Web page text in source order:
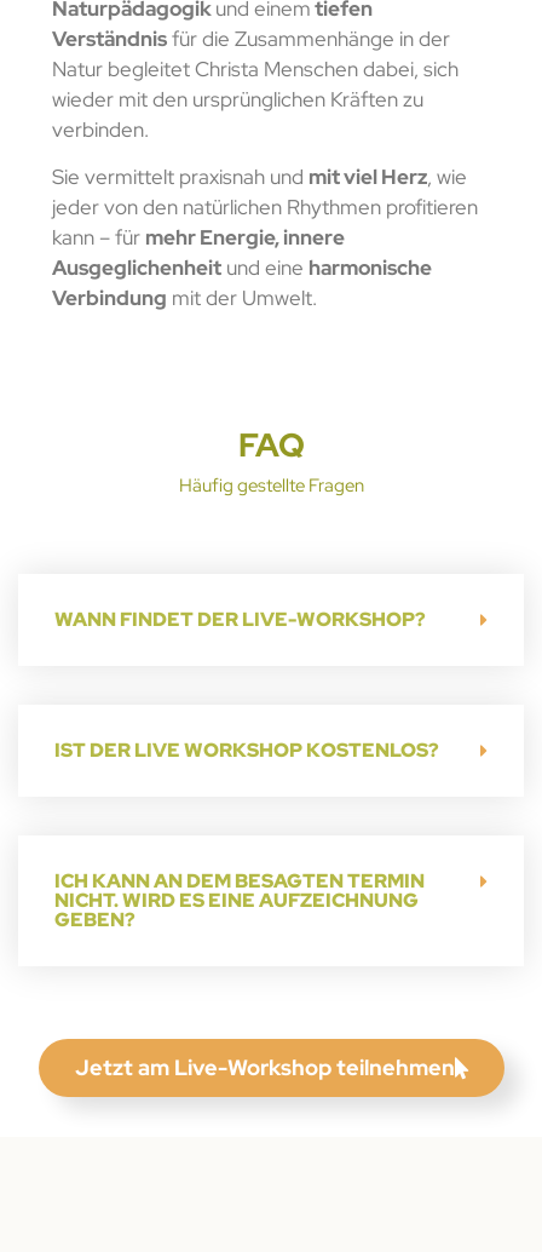
Naturpädagogikund einemtiefen
Verständnisfür die Zusammenhänge in der
Natur begleitet Christa Menschen dabei, sich
wieder mit den ursprünglichen Kräften zu
verbinden.
Sie vermittelt praxisnah und mit viel Herz, wie
jeder von den natürlichen Rhythmen profitieren
kann – für mehr Energie, innere
Ausgeglichenheitund eine harmonische
Verbindung mit der Umwelt.
FAQ
Häufig gestellte Fragen
WANN FINDET DER LIVE-WORKSHOP?
IST DER LIVE WORKSHOP KOSTENLOS?
ICH KANN AN DEM BESAGTEN TERMIN
NICHT. WIRD ES EINE AUFZEICHNUNG
GEBEN?
Jetzt am Live-Workshop teilnehmen